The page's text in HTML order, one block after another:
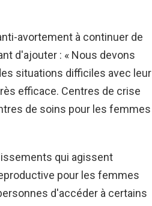
avortement à continuer de
d'ajouter : « Nous devons
situations difficiles avec leur
efficace. Centres de crise
de soins pour les femmes
qui agissent
pour les femmes
d'accéder à certains